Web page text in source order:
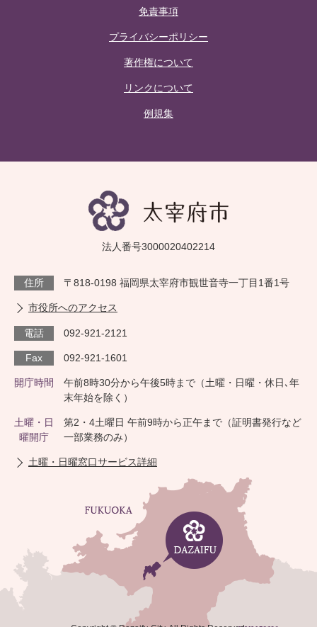
免責事項
プライバシーポリシー
著作権について
リンクについて
例規集
法人番号3000020402214
住所 〒818-0198 福岡県太宰府市観世音寺一丁目1番1号
市役所へのアクセス
電話 092-921-2121
Fax 092-921-1601
開庁時間
午前8時30分から午後5時まで（土曜・日曜・休日､年
末年始を除く）
土曜・日
曜開庁
第2・4土曜日 午前9時から正午まで（証明書発行など
一部業務のみ）
土曜・日曜窓口サービス詳細